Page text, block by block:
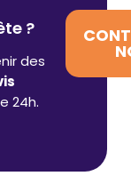
?
des
24h.